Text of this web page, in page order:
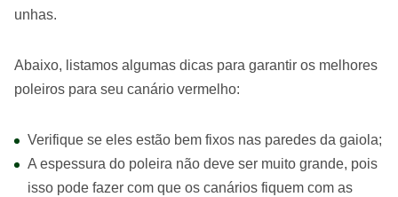
unhas.
Abaixo, listamos algumas dicas para garantir os melhores
poleiros para seu canário vermelho:
Verifique se eles estão bem fixos nas paredes da gaiola;
A espessura do poleira não deve ser muito grande, pois
isso pode fazer com que os canários fiquem com as